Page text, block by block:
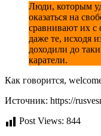
Люди, которым
оказаться на
сравнивают их
даже те, исходя
доходили до
каратели.
Как говорится,
Источник: https://
Post Views: 844